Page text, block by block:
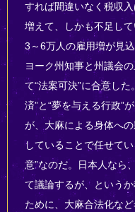
すれば間違いなく税収
増えて、しかも不足して
3～6万人の雇用増が見
ヨーク州知事と州議会
て“法案可決”に合意し
済”と“夢を与える行政”
が、大麻による身体へ
していることで任せて
意”なのだ。日本人なら
て議論するが、という
ために、大麻合法化な